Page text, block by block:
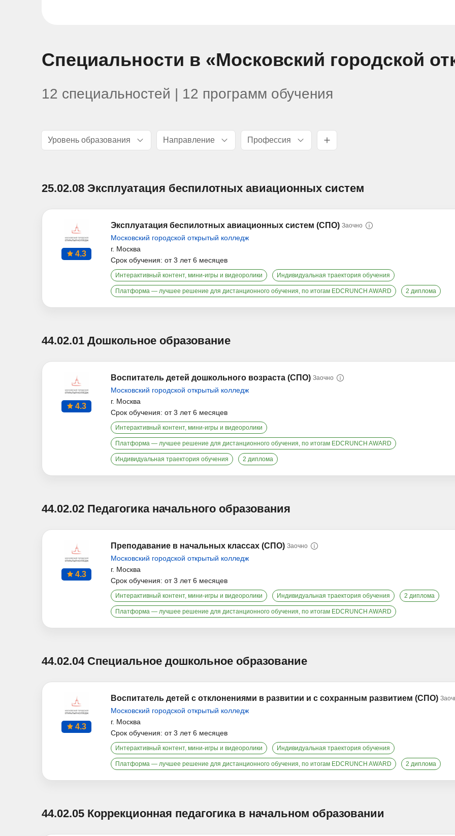
Специальности в «Московский городской
12 специальностей | 12 программ обучения
Уровень образования Направление Профессия
25.02.08 Эксплуатация беспилотных авиационных систем
4.3
Эксплуатация беспилотных авиационных систем (СПО) Заочно
Московский городской открытый колледж
г. Москва
Срок обучения: от 3 лет 6 месяцев
Интерактивный контент, мини-игры и видеоролики Индивидуальная траектория обучения
Платформа — лучшее решение для дистанционного обучения, по итогам EDCRUNCH AWARD 2 диплома
44.02.01 Дошкольное образование
4.3
Воспитатель детей дошкольного возраста (СПО) Заочно
Московский городской открытый колледж
г. Москва
Срок обучения: от 3 лет 6 месяцев
Интерактивный контент, мини-игры и видеоролики
Платформа — лучшее решение для дистанционного обучения, по итогам EDCRUNCH AWARD
Индивидуальная траектория обучения 2 диплома
44.02.02 Педагогика начального образования
4.3
Преподавание в начальных классах (СПО) Заочно
Московский городской открытый колледж
г. Москва
Срок обучения: от 3 лет 6 месяцев
Интерактивный контент, мини-игры и видеоролики Индивидуальная траектория обучения 2 диплома
Платформа — лучшее решение для дистанционного обучения, по итогам EDCRUNCH AWARD
44.02.04 Специальное дошкольное образование
4.3
Воспитатель детей с отклонениями в развитии и с сохранным развитием (СПО)
Московский городской открытый колледж
г. Москва
Срок обучения: от 3 лет 6 месяцев
Интерактивный контент, мини-игры и видеоролики Индивидуальная траектория обучения
Платформа — лучшее решение для дистанционного обучения, по итогам EDCRUNCH AWARD 2 диплома
44.02.05 Коррекционная педагогика в начальном образовании